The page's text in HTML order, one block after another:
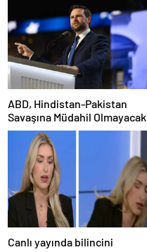
ABD, Hindistan-Pakistan
Savaşına Müdahil Olmayacak
Canlı yayında bilincini